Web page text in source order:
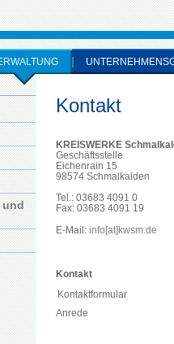
Kontakt
KREISWERKE
Geschäftsstelle
Eichenrain 15
98574 Schmalkalden
Tel.: 03683 4091 0
Fax: 03683 4091 19
E-Mail: info[at]kwsm.de
Kontakt
Kontaktformular
Anrede
und